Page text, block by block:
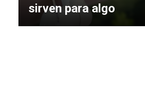
sirven para algo